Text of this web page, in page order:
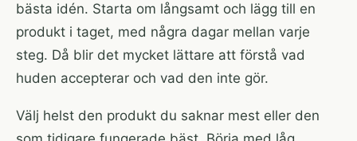
bästa idén. Starta om långsamt och lägg till en
produkt i taget, med några dagar mellan varje
steg. Då blir det mycket lättare att förstå vad
huden accepterar och vad den inte gör.
Välj helst den produkt du saknar mest eller den